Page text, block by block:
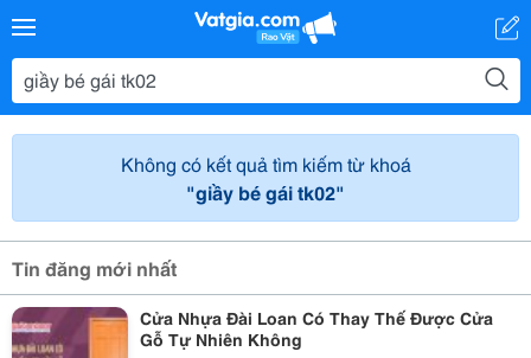
Không có kết quả tìm kiếm từ khoá
"giầy bé gái tk02"
Tin đăng mới nhất
Cửa Nhựa Đài Loan Có Thay Thế Được Cửa
Gỗ Tự Nhiên Không